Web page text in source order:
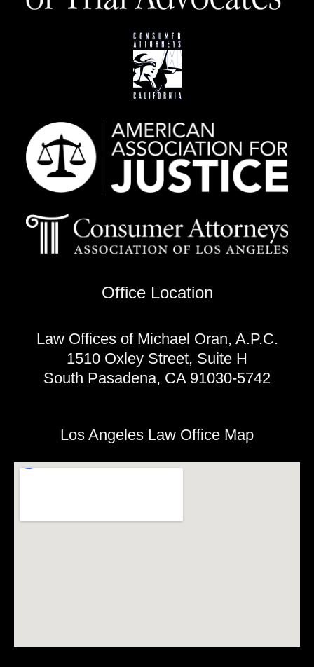
Office Location
Law Offices of Michael Oran, A.P.C.
1510 Oxley Street, Suite H
South Pasadena, CA 91030-5742
Los Angeles Law Office Map